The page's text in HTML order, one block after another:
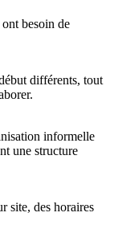
besoin de
différents, tout
informelle
une structure
site, des horaires